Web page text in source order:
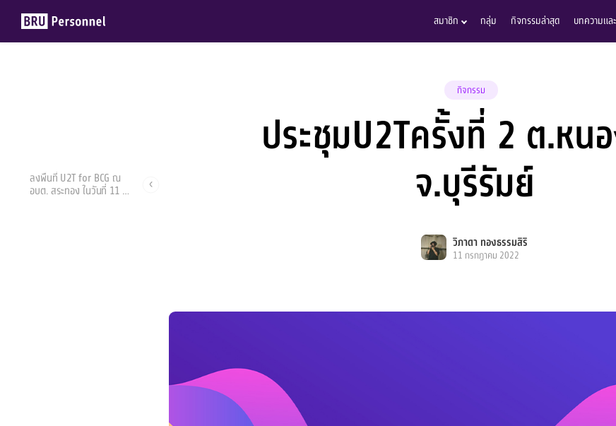
สมาชิก กลุ่ม กิจกรรมล่าสุด บทความแล
กิจกรรม
ประชุมU2Tครั้งที่ 2 ต.หน
จ.บุรีรัมย์
วิภาดา ทองธรรมสิริ
11 กรกฎาคม 2022
ลงพื้นที่ U2T for BCG ณ
อบต. สระทอง ในวันที่ 11 กค